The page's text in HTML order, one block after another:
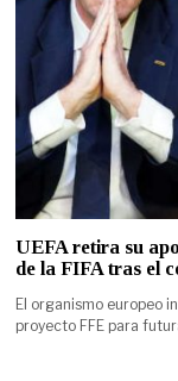
UEFA retira su
de la FIFA tras el
El organismo europeo
proyecto FFE para